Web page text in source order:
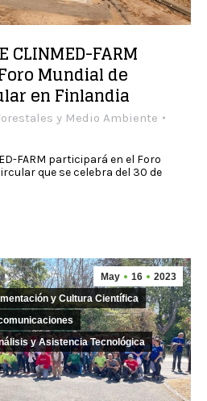
FARM
Mundial de
en Finlandia
y Medio Ambiente
FARM participará en el Foro
que se celebra del 30 de
May 16 2023
y Cultura Científica
y Asistencia Tecnológica